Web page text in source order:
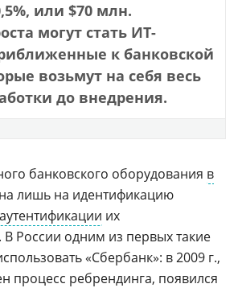
или $70 млн.
могут стать ИТ-
к банковской
возьмут на себя весь
до внедрения.
банковского оборудования в
лишь на идентификацию
аутентификации их
России одним из первых такие
«Сбербанк»: в 2009 г.,
процесс ребрендинга, появился